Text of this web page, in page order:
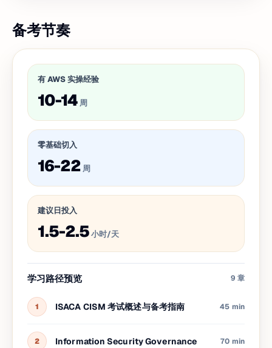
备考节奏
有 AWS 实操经验
10-14 周
零基础切入
16-22 周
建议日投入
1.5-2.5小时/天
学习路径预览 9 章
1 ISACA CISM 考试概述与备考指南 45 min
2 Information Security Governance 70 min